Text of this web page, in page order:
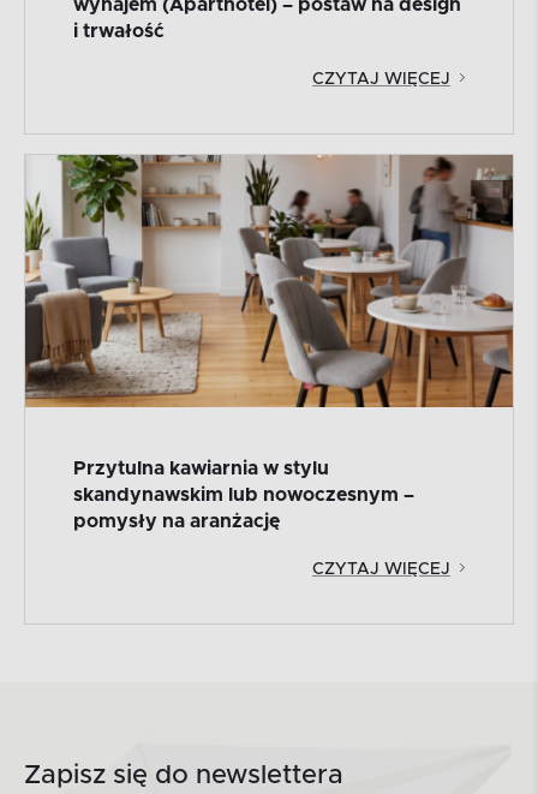
wynajem (Aparthotel) – postaw na design
i trwałość
CZYTAJ WIĘCEJ
Przytulna kawiarnia w stylu
skandynawskim lub nowoczesnym –
pomysły na aranżację
CZYTAJ WIĘCEJ
Zapisz się do newslettera